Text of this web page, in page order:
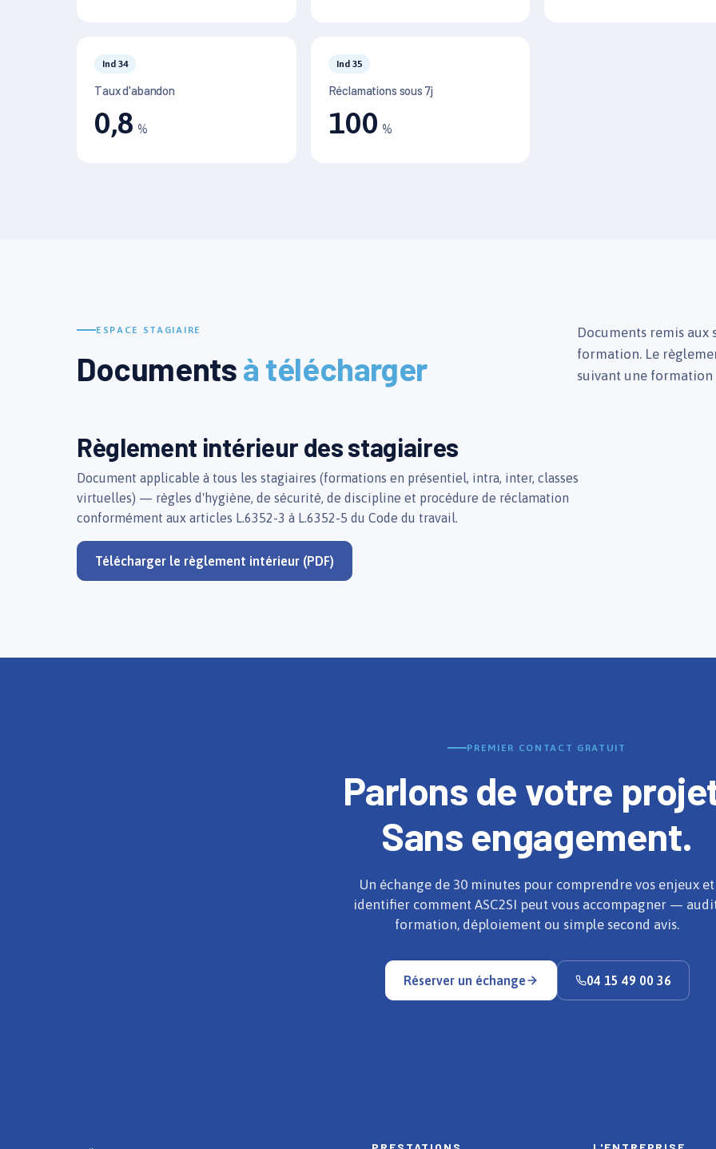
Ind 34
Taux d'abandon
0,8 %
Ind 35
Réclamations sous 7j
100 %
ESPACE STAGIAIRE
Documentsà télécharger
Documents remis aux
formation. Le
suivant une formation
Règlement intérieur des stagiaires
Document applicable à tous les stagiaires (formations en présentiel, intra, inter, classes
virtuelles) — règles d'hygiène, de sécurité, de discipline et procédure de réclamation
conformément aux articles L.6352-3 à L.6352-5 du Code du travail.
Télécharger le règlement intérieur (PDF)
PREMIER CONTACT GRATUIT
Parlons de votre
Sans engagement.
Un échange de 30 minutes pour comprendre vos enjeux et
identifier comment ASC2SI peut vous accompagner —
formation, déploiement ou simple second avis.
Réserver un échange 04 15 49 00 36